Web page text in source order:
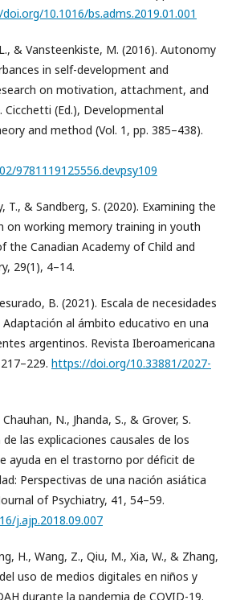
10.1016/bs.adms.2019.01.001
& Vansteenkiste, M. (2016). Autonomy
in self-development and
on motivation, attachment, and
Cicchetti (Ed.), Developmental
and method (Vol. 1, pp. 385–438).
9781119125556.devpsy109
T., & Sandberg, S. (2020). Examining the
working memory training in youth
the Canadian Academy of Child and
29(1), 4–14.
B. (2021). Escala de necesidades
Adaptación al ámbito educativo en una
argentinos. Revista Iberoamericana
https://doi.org/10.33881/2027-
N., Jhanda, S., & Grover, S.
las explicaciones causales de los
ayuda en el trastorno por déficit de
Perspectivas de una nación asiática
of Psychiatry, 41, 54–59.
j.ajp.2018.09.007
H., Wang, Z., Qiu, M., Xia, W., & Zhang,
uso de medios digitales en niños y
durante la pandemia de COVID-19.